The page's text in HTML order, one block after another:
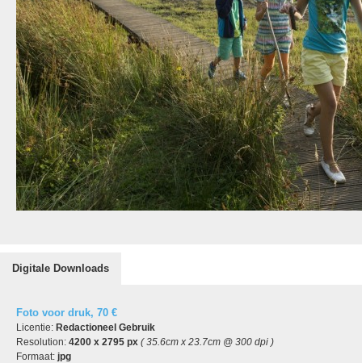
Digitale Downloads
Foto voor druk, 70 €
Licentie: Redactioneel Gebruik
Resolution: 4200 x 2795 px ( 35.6cm x 23.7cm @ 300 dpi )
Formaat: jpg